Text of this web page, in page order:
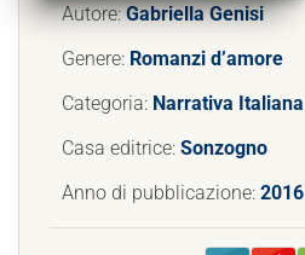
Autore:Gabriella Genisi
Genere: Romanzi d’amore
Categoria: Narrativa Italiana
Casa editrice: Sonzogno
Anno di pubblicazione: 2016